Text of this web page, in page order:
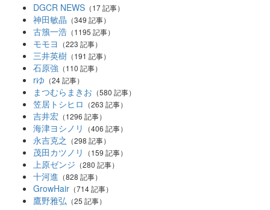
DGCR NEWS （17 記事）
神田敏晶 （349 記事）
古籏一浩 （1195 記事）
モモヨ （223 記事）
三井英樹 （191 記事）
石原強 （110 記事）
rゆ （24 記事）
まつむらまきお （580 記事）
笠居トシヒロ （263 記事）
吉井宏 （1296 記事）
海津ヨシノリ （406 記事）
永吉克之 （298 記事）
茂田カツノリ （159 記事）
上原ゼンジ （280 記事）
十河進 （828 記事）
GrowHair （714 記事）
鷹野雅弘 （25 記事）